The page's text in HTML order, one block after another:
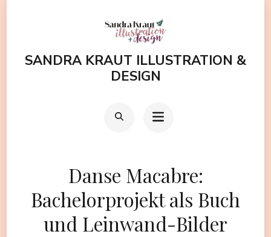
(EnterSANDRA KRAUT ILLUSTRATION &
DESIGN
Danse Macabre:
Bachelorprojekt als Buch
und Leinwand-Bilder